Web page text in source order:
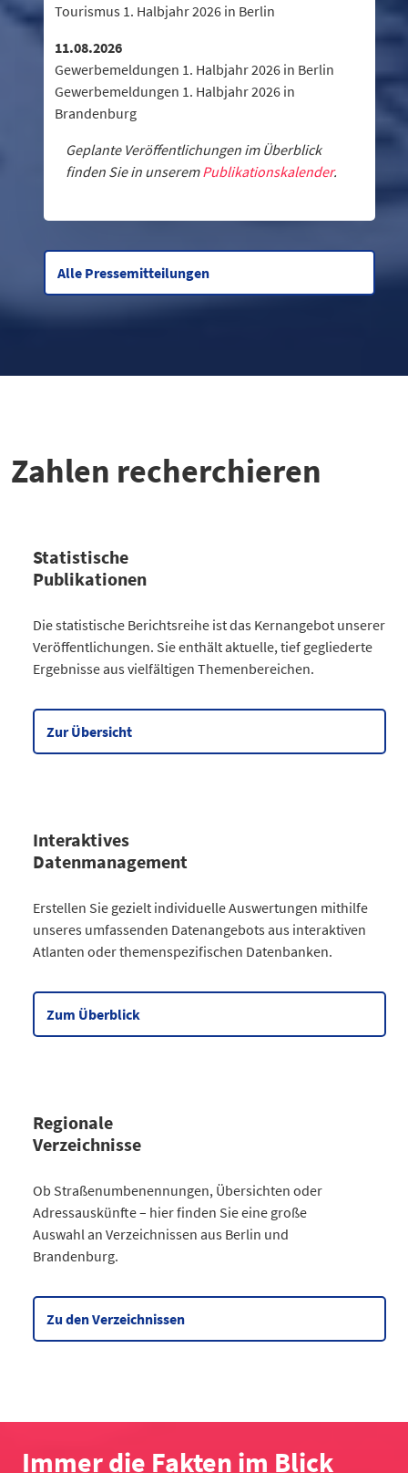
Tourismus 1. Halbjahr 2026 in Berlin
11.08.2026
Gewerbemeldungen 1. Halbjahr 2026 in Berlin
Gewerbemeldungen 1. Halbjahr 2026 in
Brandenburg
Geplante Veröffentlichungen im Überblick
finden Sie in unseremPublikationskalender.
Alle Pressemitteilungen
Zahlen recherchieren
Statistische
Publikationen
Datentabelle zum Diagramm
Kategorie
Anzahl Publikationen
Bevölkerung 30
Gesellschaft 64
Die statistische Berichtsreihe ist das Kernangebot unserer
Veröffentlichungen. Sie enthält aktuelle, tief gegliederte
Ergebnisse aus vielfältigen Themenbereichen.
Zur Übersicht
Interaktives
Datenmanagement
Datentabelle zum Diagramm
Kategorie
Atlanten
Kommunales
3
Gesellschaftliches2
Erstellen Sie gezielt individuelle Auswertungen mithilfe
unseres umfassenden Datenangebots aus interaktiven
Atlanten oder themenspezifischen Datenbanken.
Zum Überblick
Regionale
Verzeichnisse
KategorieStraßenumbenennungen Berlin
2013
7
2014
8
2015
8
2022
2
Ob Straßenumbenennungen, Übersichten oder
Adressauskünfte – hier finden Sie eine große
Auswahl an Verzeichnissen aus Berlin und
Brandenburg.
Zu den Verzeichnissen
Immer die Fakten im Blick